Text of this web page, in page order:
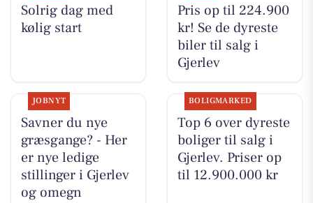
Solrig dag med
kølig start
Pris op til 224.900
kr! Se de dyreste
biler til salg i
Gjerlev
JOBNYT
Savner du nye
græsgange? - Her
er nye ledige
stillinger i Gjerlev
og omegn
BOLIGMARKED
Top 6 over dyreste
boliger til salg i
Gjerlev. Priser op
til 12.900.000 kr